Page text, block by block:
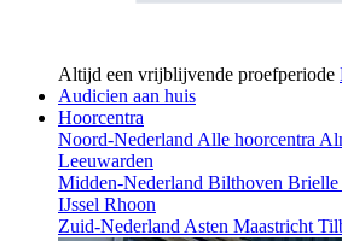
Altijd een vrijblijvende proefperiode
Audicien aan huis
Hoorcentra
Noord-NederlandAlle hoorcentra
Leeuwarden
Midden-Nederland Bilthoven Brielle
IJssel Rhoon
Zuid-NederlandAsten Maastricht